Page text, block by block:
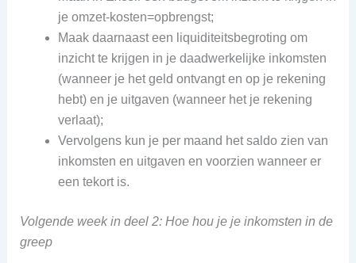
je omzet-kosten=opbrengst;
Maak daarnaast een liquiditeitsbegroting om
inzicht te krijgen in je daadwerkelijke inkomsten
(wanneer je het geld ontvangt en op je rekening
hebt) en je uitgaven (wanneer het je rekening
verlaat);
Vervolgens kun je per maand het saldo zien van
inkomsten en uitgaven en voorzien wanneer er
een tekort is.
Volgende week in deel 2: Hoe hou je je inkomsten in de
greep